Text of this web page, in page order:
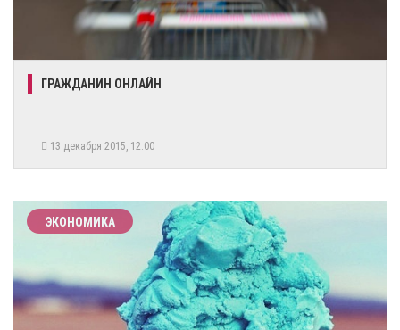
ГРАЖДАНИН ОНЛАЙН
13 декабря 2015, 12:00
ЭКОНОМИКА